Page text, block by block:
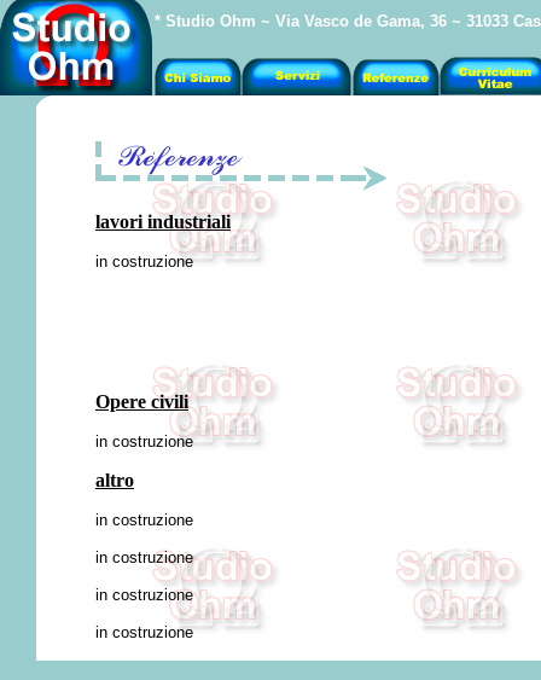
* Studio Ohm ~ Via Vasco de Gama, 36 ~ 31033
lavori industriali
in costruzione
Opere civili
in costruzione
altro
in costruzione
in costruzione
in costruzione
in costruzione